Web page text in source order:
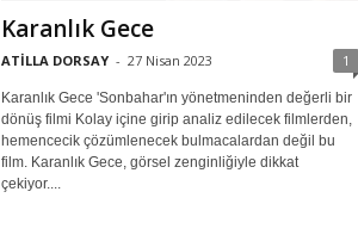
Karanlık Gece
ATİLLA DORSAY - 27 Nisan 2023 1
Karanlık Gece 'Sonbahar'ın yönetmeninden değerli bir
dönüş filmi Kolay içine girip analiz edilecek filmlerden,
hemencecik çözümlenecek bulmacalardan değil bu
film. Karanlık Gece, görsel zenginliğiyle dikkat
çekiyor....